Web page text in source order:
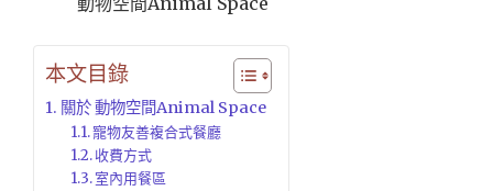
本文目錄
關於 動物空間Animal Space
寵物友善複合式餐廳
收費方式
室內用餐區